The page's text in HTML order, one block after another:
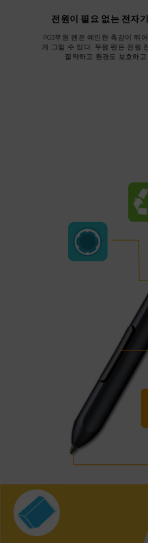
전원이 필요 없는 전자
P03무원 펜은 예민한 촉감이 뛰
게 그릴 수 있다. 무원 펜은 전원
절약하고 환경도 보호하